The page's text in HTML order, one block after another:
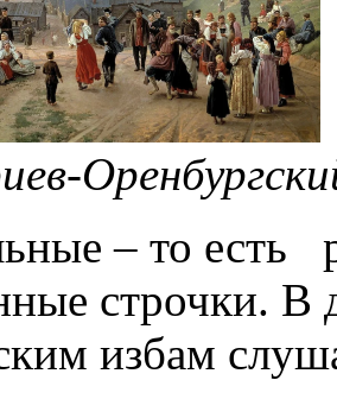
– то
строчки. В
избам